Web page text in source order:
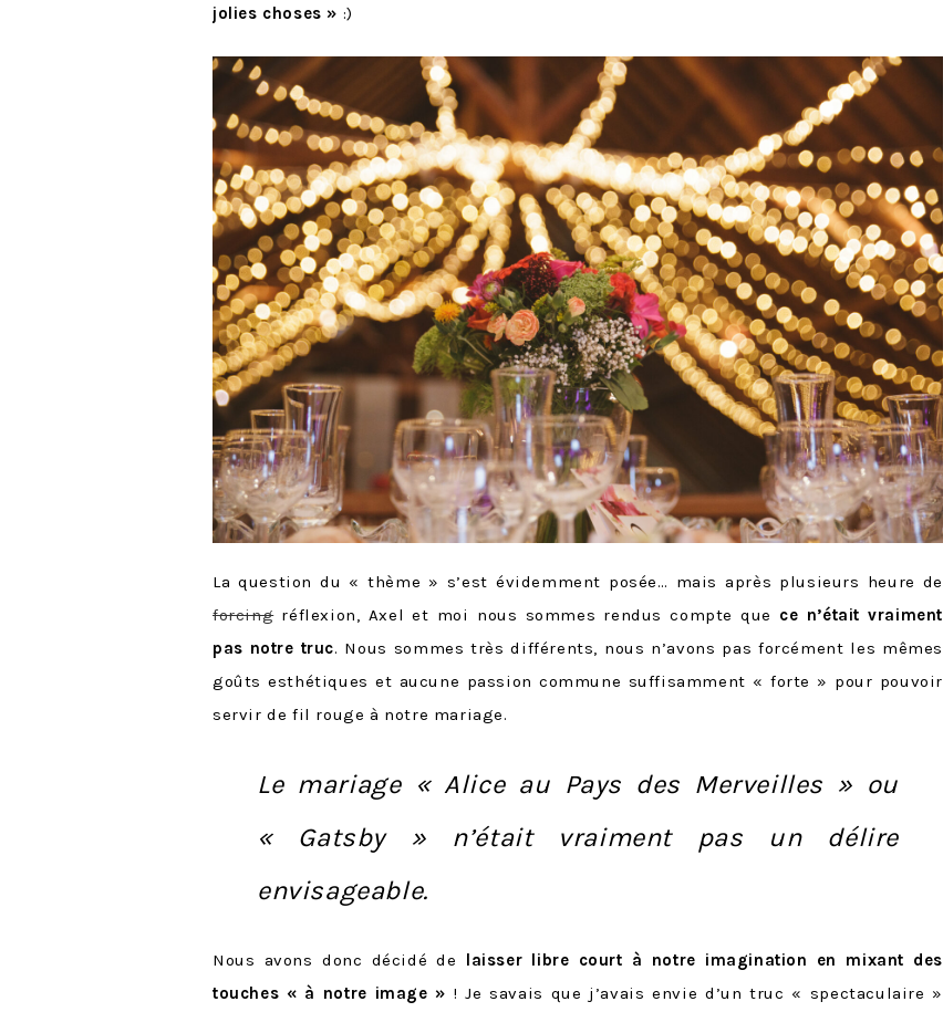
jolies choses » :)
La question du « thème » s’est évidemment posée… mais après plusieurs heure de
forcingréflexion, Axel et moi nous sommes rendus compte que ce n’était vraiment
pas notre truc. Nous sommes très différents, nous n’avons pas forcément les mêmes
goûts esthétiques et aucune passion commune suffisamment « forte » pour pouvoir
servir de fil rouge à notre mariage.
Le mariage « Alice au Pays des Merveilles » ou
« Gatsby » n’était vraiment pas un délire
envisageable.
Nous avons donc décidé de laisser libre court à notre imagination en mixant des
touches « à notre image » ! Je savais que j’avais envie d’un truc « spectaculaire »